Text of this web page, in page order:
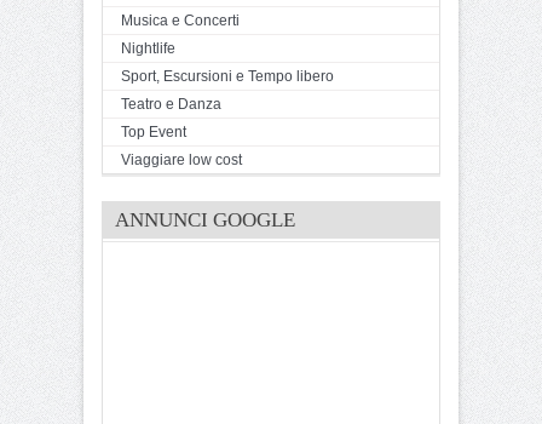
Musica e Concerti
Nightlife
Sport, Escursioni e Tempo libero
Teatro e Danza
Top Event
Viaggiare low cost
ANNUNCI GOOGLE